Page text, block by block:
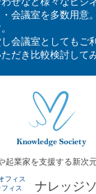
会議室を多数用意
会議室としてもご
だき比較検討して
起業家を支援する新次
フィス
ィス
ナレッジ